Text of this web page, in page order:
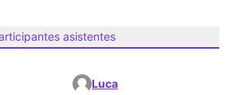
asistentes
Luca